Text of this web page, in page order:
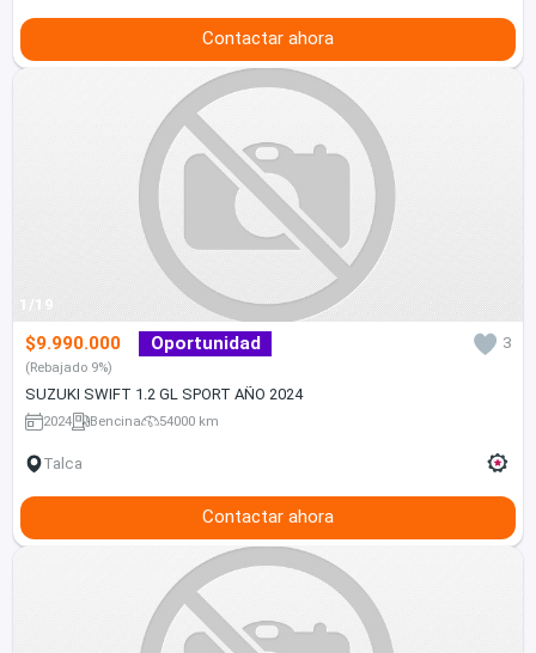
Contactar ahora
1/19
$9.990.000 Oportunidad 3
(Rebajado 9%)
SUZUKI SWIFT 1.2 GL SPORT AÑO 2024
2024 Bencina 54000 km
Talca
Contactar ahora